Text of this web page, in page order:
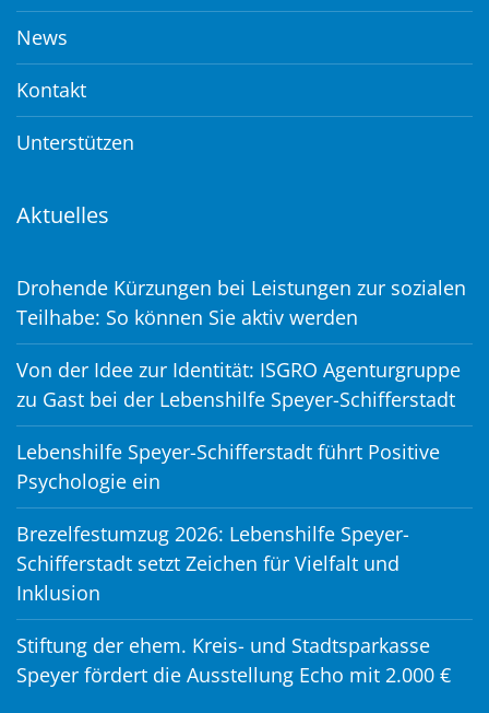
News
Kontakt
Unterstützen
Aktuelles
Drohende Kürzungen bei Leistungen zur sozialen
Teilhabe: So können Sie aktiv werden
Von der Idee zur Identität: ISGRO Agenturgruppe
zu Gast bei der Lebenshilfe Speyer-Schifferstadt
Lebenshilfe Speyer-Schifferstadt führt Positive
Psychologie ein
Brezelfestumzug 2026: Lebenshilfe Speyer-
Schifferstadt setzt Zeichen für Vielfalt und
Inklusion
Stiftung der ehem. Kreis- und Stadtsparkasse
Speyer fördert die Ausstellung Echo mit 2.000 €